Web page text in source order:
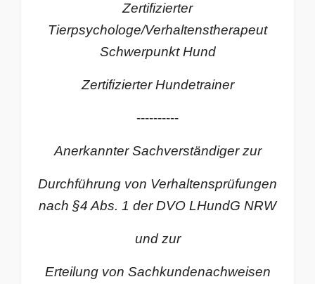
Zertifizierter
Tierpsychologe/Verhaltenstherapeut
Schwerpunkt Hund
Zertifizierter Hundetrainer
----------
Anerkannter Sachverständiger zur
Durchführung von Verhaltensprüfungen
nach §4 Abs. 1 der DVO LHundG NRW
und zur
Erteilung von Sachkundenachweisen